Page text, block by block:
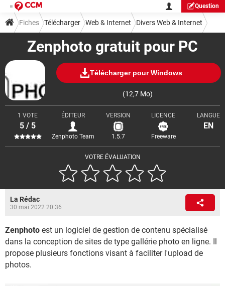
Question
Zenphoto gratuit pour PC
Télécharger pour Windows
(12,7 Mo)
VOTRE ÉVALUATION
1 VOTE
5 / 5
ÉDITEUR
Zenphoto Team
VERSION
1.5.7
LICENCE
Freeware
LANGUE
EN
Fiches Télécharger Web & Internet Divers Web & Internet
La Rédac
30 mai 2022 20:36
Zenphoto est un logiciel de gestion de contenu spécialisé
dans la conception de sites de type gallérie photo en ligne. Il
propose plusieurs fonctions visant à faciliter l'upload de
photos.